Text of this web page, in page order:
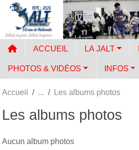
ACCUEIL LA JALT
PHOTOS & VIDÉOS INFOS
Accueil Les albums photos
Les albums photos
Aucun album photos
Panneau de gestion des cookies